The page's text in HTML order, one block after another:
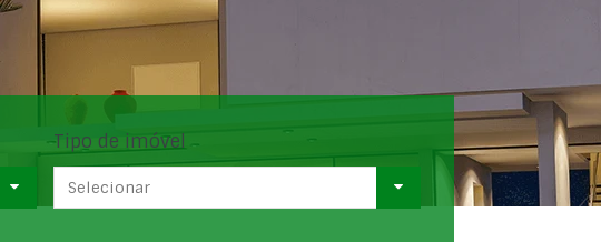
Tipo de imóvel
Selecionar